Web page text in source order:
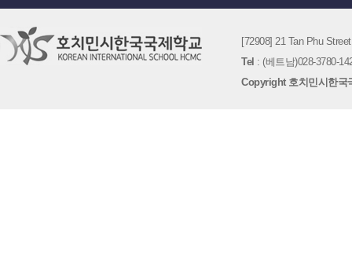
[72908] 21 Tan Phu
Tel : (베트남)028-3780-
Copyright 호치민시한국